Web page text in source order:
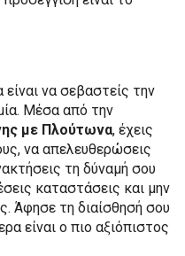
να σεβαστείς την
Μέσα από την
με Πλούτωνα, έχεις
να απελευθερώσεις
τη δύναμή σου
καταστάσεις και μην
Άφησε τη διαίσθησή σου
είναι ο πιο αξιόπιστος